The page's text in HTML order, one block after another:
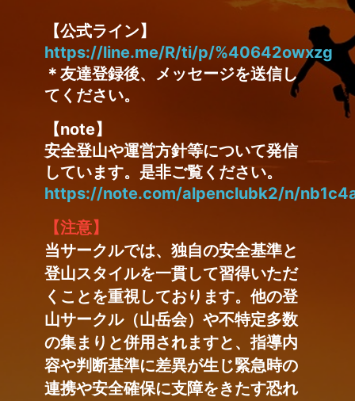
【公式ライン】
https://line.me/R/ti/p/%40642owxzg
＊友達登録後、メッセージを送信し
てください。
【note】
安全登山や運営方針等について発信
しています。是非ご覧ください。
https://note.com/alpenclubk2/n/
【注意】
当サークルでは、独自の安全基準と
登山スタイルを一貫して習得いただ
くことを重視しております。他の登
山サークル（山岳会）や不特定多数
の集まりと併用されますと、指導内
容や判断基準に差異が生じ緊急時の
連携や安全確保に支障をきたす恐れ